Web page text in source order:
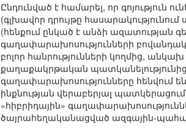
Ընդունված է համարել, որ գոյություն
(գլխավոր դրույթը
(հենքում ընկած է անձի ազատության
գաղափարախոսությունների
բոլոր հանրությունների կողմից,
քաղաքակրթական
գաղափարախոսությունները հենվում
ինքնության վերաբերյալ
«հիբրիդային»
ծայրահեղականացված ազգային-